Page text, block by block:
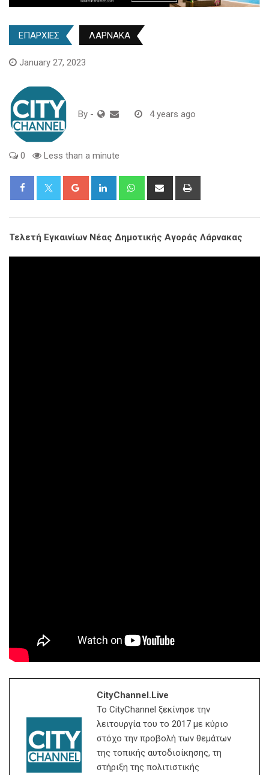
ΕΠΑΡΧΙΕΣ ΛΑΡΝΑΚΑ
January 27, 2023
By - 4 years ago
0 Less than a minute
Google+ LinkedIn WhatsappShare
Τελετή Εγκαινίων Νέας Δημοτικής Αγοράς Λάρνακας
CityChannel.live
Το CityChannel ξεκίνησε την
λειτουργία του το 2017 με κύριο
στόχο την προβολή των θεμάτων
της τοπικής αυτοδιοίκησης, τη
στήριξη της πολιτιστικής